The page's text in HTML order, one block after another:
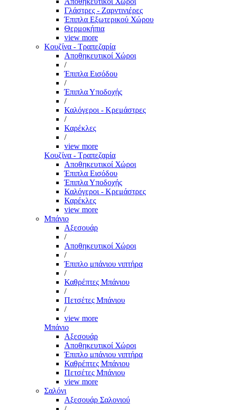
Γλάστρες - Ζαρντινιέρες
Έπιπλα Εξωτερικού Χώρου
Θερμοκήπια
view more
Κουζίνα - Τραπεζαρία
Αποθηκευτικοί Χώροι
/
Έπιπλα Εισόδου
/
Έπιπλα Υποδοχής
/
Καλόγεροι - Κρεμάστρες
/
Καρέκλες
/
view more
Κουζίνα - Τραπεζαρία
Αποθηκευτικοί Χώροι
Έπιπλα Εισόδου
Έπιπλα Υποδοχής
Καλόγεροι - Κρεμάστρες
Καρέκλες
view more
Μπάνιο
Αξεσουάρ
/
Αποθηκευτικοί Χώροι
/
Έπιπλο μπάνιου νιπτήρα
/
Καθρέπτες Μπάνιου
/
Πετσέτες Μπάνιου
/
view more
Μπάνιο
Αξεσουάρ
Αποθηκευτικοί Χώροι
Έπιπλο μπάνιου νιπτήρα
Καθρέπτες Μπάνιου
Πετσέτες Μπάνιου
view more
Σαλόνι
Αξεσουάρ Σαλονιού